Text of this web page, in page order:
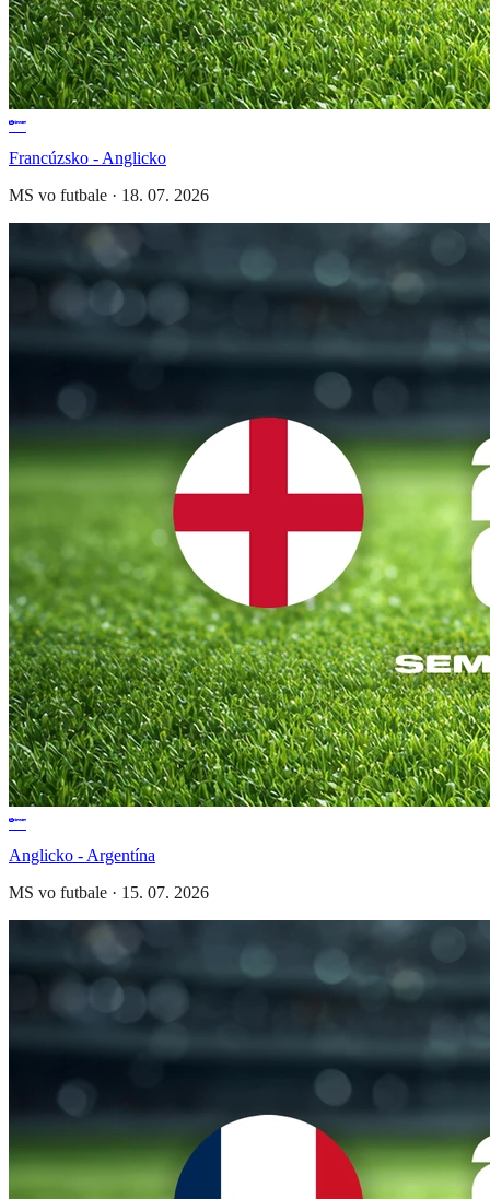
Francúzsko - Anglicko
MS vo futbale · 18. 07. 2026
Anglicko - Argentína
MS vo futbale · 15. 07. 2026